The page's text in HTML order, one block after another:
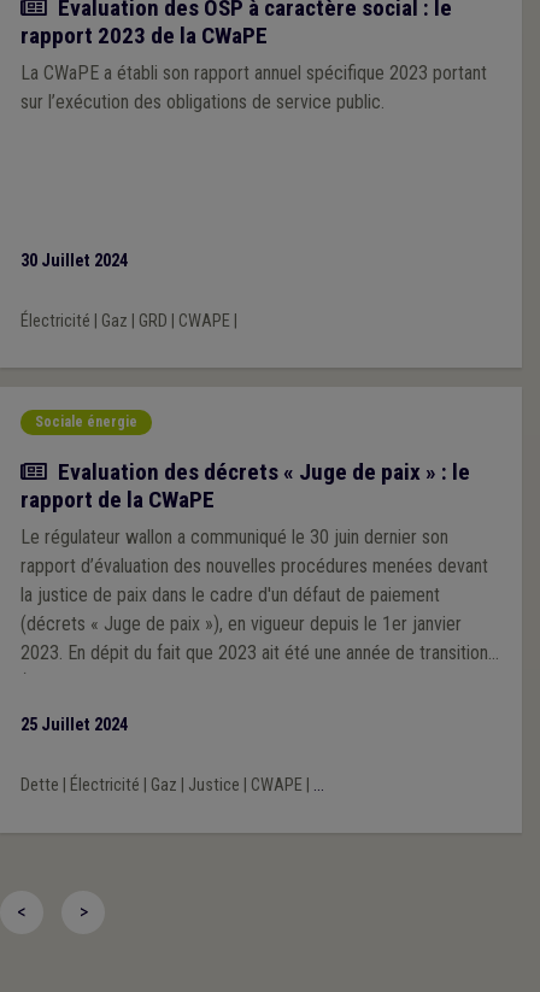
Actualité
Evaluation des OSP à caractère social : le
rapport 2023 de la CWaPE
La CWaPE a établi son rapport annuel spécifique 2023 portant
sur l’exécution des obligations de service public.
30 Juillet 2024
Électricité Gaz GRD CWAPE
Sociale énergie
Actualité
Evaluation des décrets « Juge de paix » : le
rapport de la CWaPE
Le régulateur wallon a communiqué le 30 juin dernier son
rapport d’évaluation des nouvelles procédures menées devant
la justice de paix dans le cadre d'un défaut de paiement
(décrets « Juge de paix »), en vigueur depuis le 1er janvier
2023. En dépit du fait que 2023 ait été une année de transition
conclut que des ajustements aux décrets sont nécessaires afin
que ceux-ci puissent atteindre les objectifs fixés par le
25 Juillet 2024
Dette Électricité Gaz Justice CWAPE ...
< >